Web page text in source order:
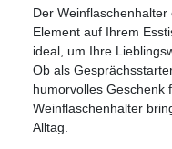
Der
Element auf Ihrem
ideal, um Ihre
Ob als
humorvolles Geschenk
Weinflaschenhalter
Alltag.